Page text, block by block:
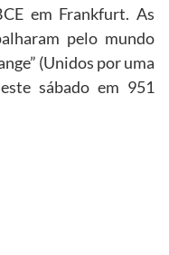
em Frankfurt. As
pelo mundo
(Unidos por uma
sábado em 951